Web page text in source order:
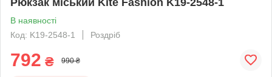
В наявності
Код: K19-2548-1
Роздріб
792 ₴ 990 ₴